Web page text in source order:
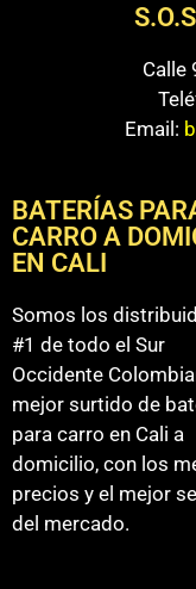
Calle
Email:
BATERÍAS
CARRO A
EN CALI
Somos los
#1 de todo el Sur
Occidente
mejor surtido de
para carro en Cali a
domicilio, con los
precios y el mejor
del mercado.